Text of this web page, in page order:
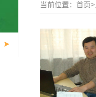
当前位置： 首页>